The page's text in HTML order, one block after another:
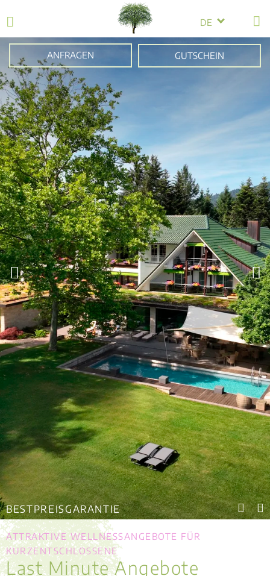
DE
ANFRAGEN GUTSCHEIN
BESTPREISGARANTIE
ATTRAKTIVE WELLNESSANGEBOTE FÜR
KURZENTSCHLOSSENE
Last Minute Angebote